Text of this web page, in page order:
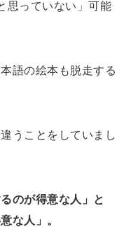
思っていない」可能
語の絵本も脱走する
うことをしていまし
のが得意な人」と
な人」。